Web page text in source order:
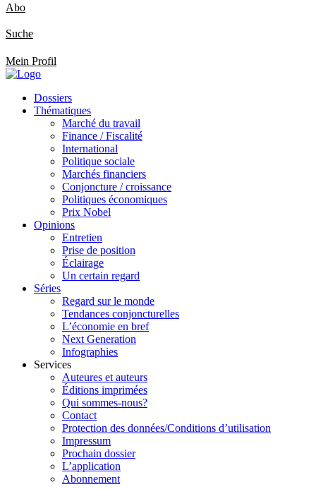
Abo
Suche
Mein Profil
Dossiers
Thématiques
Marché du travail
Finance / Fiscalité
International
Politique sociale
Marchés financiers
Conjoncture / croissance
Politiques économiques
Prix Nobel
Opinions
Entretien
Prise de position
Éclairage
Un certain regard
Séries
Regard sur le monde
Tendances conjoncturelles
L’économie en bref
Next Generation
Infographies
Services
Auteures et auteurs
Éditions imprimées
Qui sommes-nous?
Contact
Protection des données/Conditions d’utilisation
Impressum
Prochain dossier
L’application
Abonnement